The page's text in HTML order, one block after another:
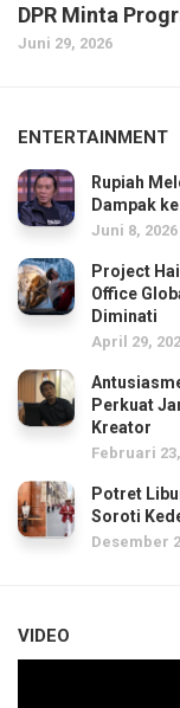
DPR Minta
Juni 29, 2026
ENTERTAINMENT
Rupiah
Dampak
Juni 8, 2026
Project
Office
Diminati
April 29,
Perkuat
Kreator
Februari
Potret
Soroti
Desember
VIDEO